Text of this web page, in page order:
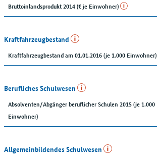
Bruttoinlandsprodukt 2014 (€ je Einwohner)
Kraftfahrzeugbestand
Kraftfahrzeugbestand am 01.01.2016 (je 1.000 Einwohner)
Berufliches Schulwesen
Absolventen/Abgänger beruflicher Schulen 2015 (je 1.000
Einwohner)
Allgemeinbildendes Schulwesen